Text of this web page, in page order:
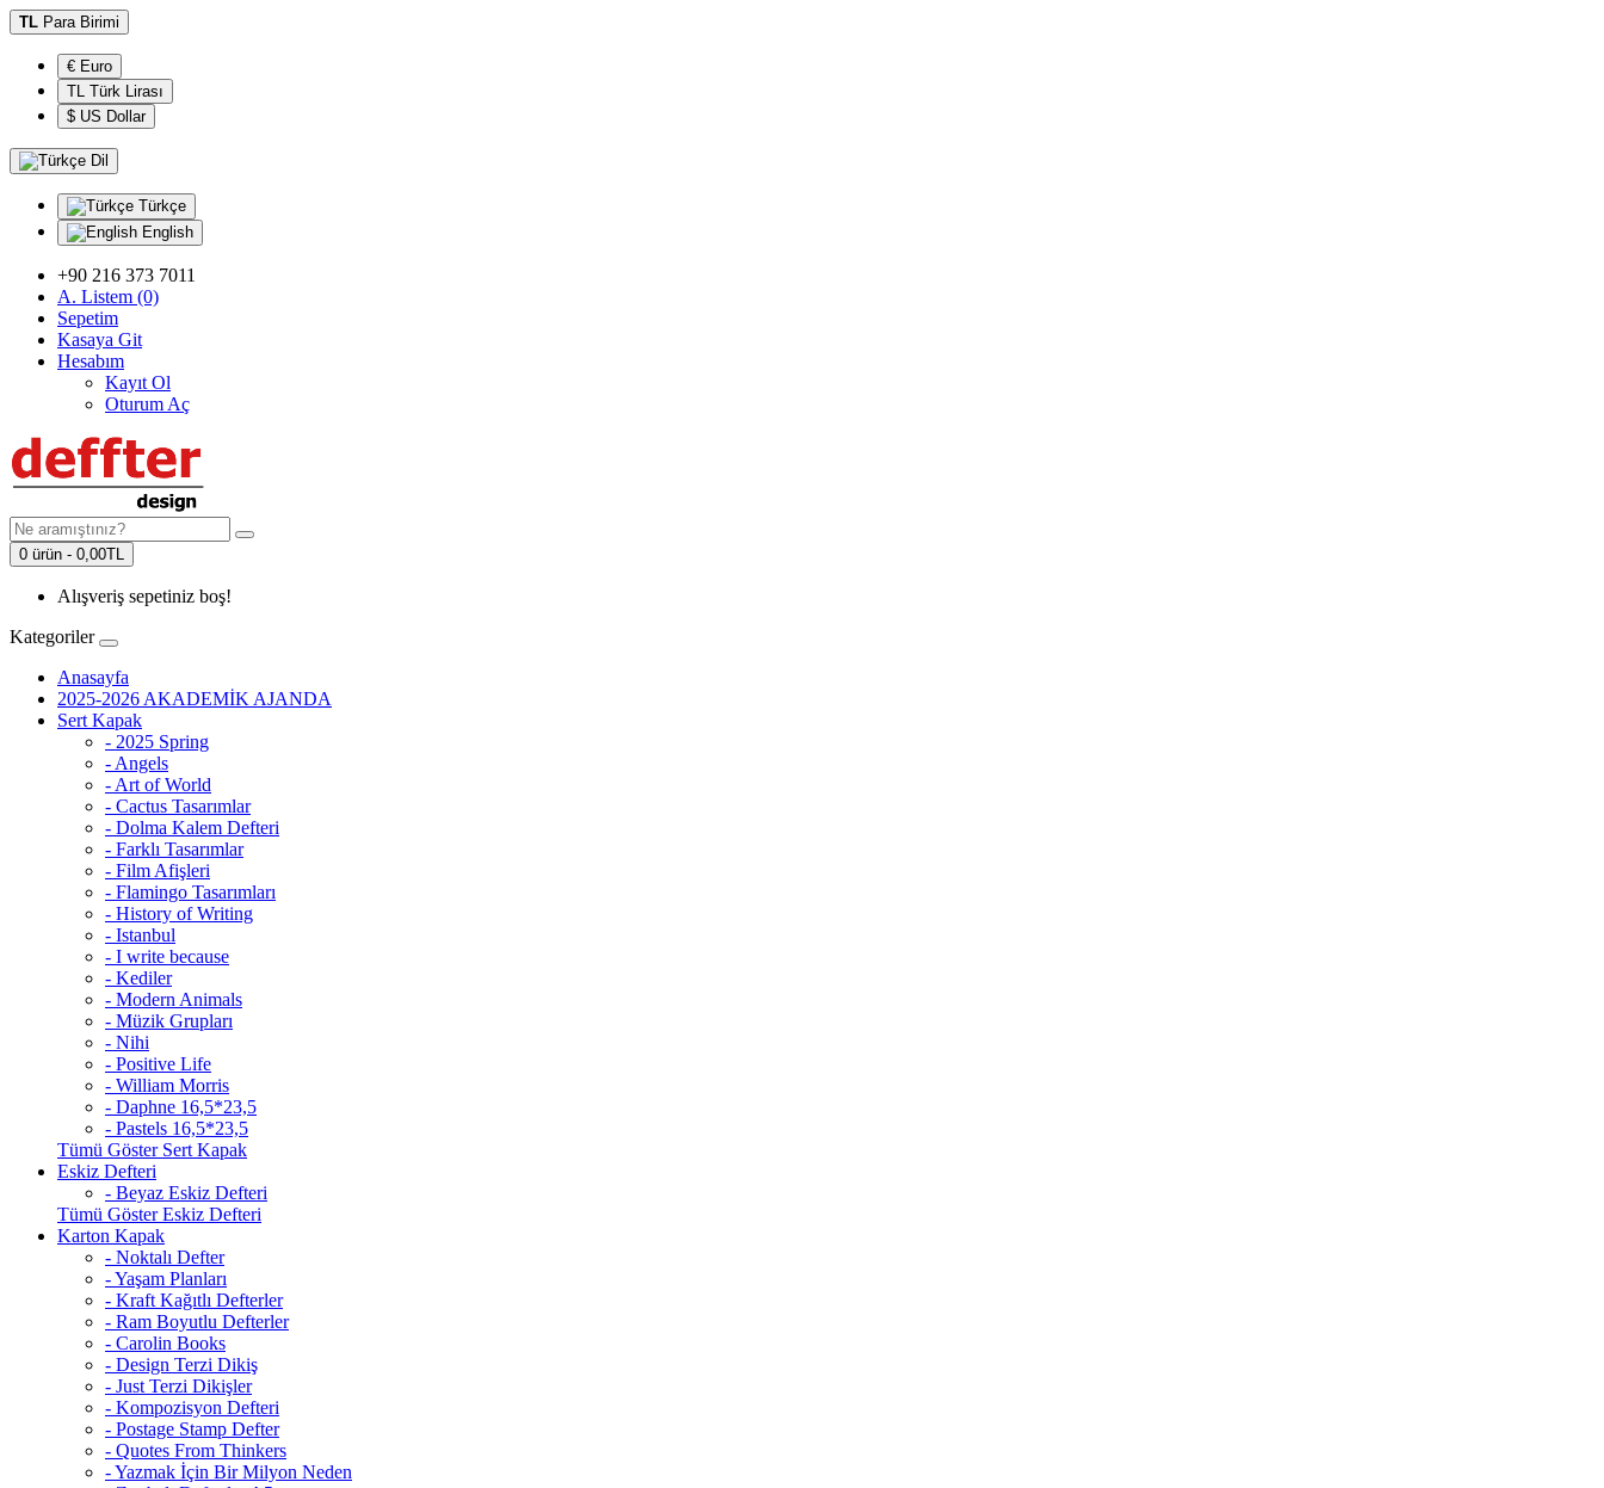
TL Para Birimi
€ Euro
TL Türk Lirası
$ US Dollar
Dil
Türkçe
English
+90 216 373 7011
A. Listem (0)
Sepetim
Kasaya Git
Hesabım
Kayıt Ol
Oturum Aç
0 ürün - 0,00TL
Alışveriş sepetiniz boş!
Kategoriler
Anasayfa
2025-2026 AKADEMİK AJANDA
Sert Kapak
- 2025 Spring
- Angels
- Art of World
- Cactus Tasarımlar
- Dolma Kalem Defteri
- Farklı Tasarımlar
- Film Afişleri
- Flamingo Tasarımları
- History of Writing
- Istanbul
- I write because
- Kediler
- Modern Animals
- Müzik Grupları
- Nihi
- Positive Life
- William Morris
- Daphne 16,5*23,5
- Pastels 16,5*23,5
Tümü Göster Sert Kapak
Eskiz Defteri
- Beyaz Eskiz Defteri
Tümü Göster Eskiz Defteri
Karton Kapak
- Noktalı Defter
- Yaşam Planları
- Kraft Kağıtlı Defterler
- Ram Boyutlu Defterler
- Carolin Books
- Design Terzi Dikiş
- Just Terzi Dikişler
- Kompozisyon Defteri
- Postage Stamp Defter
- Quotes From Thinkers
- Yazmak İçin Bir Milyon Neden